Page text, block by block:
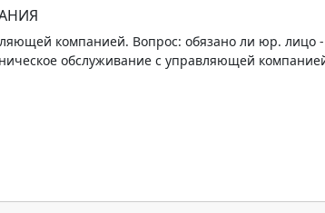
компанией. Вопрос: обязано ли юр. лицо
обслуживание с управляющей